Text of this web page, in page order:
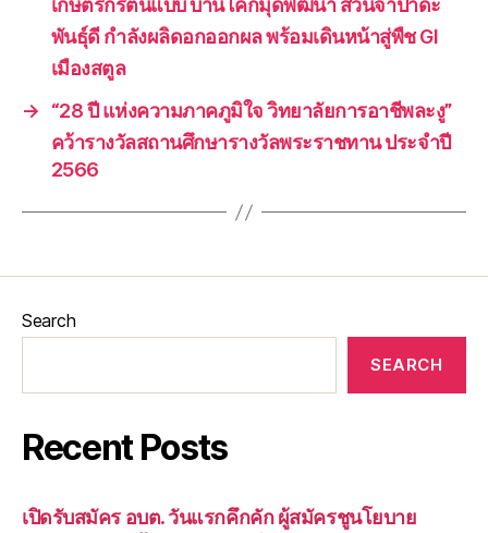
เกษตรกรต้นแบบ บ้านโคกมุดพัฒนา สวนจำปาดะ
พันธุ์ดี กำลังผลิดอกออกผล พร้อมเดินหน้าสู่พืช GI
เมืองสตูล
→
“28 ปี แห่งความภาคภูมิใจ วิทยาลัยการอาชีพละงู”
คว้ารางวัลสถานศึกษารางวัลพระราชทาน ประจำปี
2566
Search
SEARCH
Recent Posts
เปิดรับสมัคร อบต. วันแรกคึกคัก ผู้สมัครชูนโยบาย